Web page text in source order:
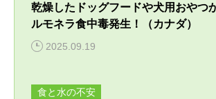
診療案内・申し込み
ケース別対応窓口
フォトチェック
須崎院長が運営する各種サイト
須崎サプリ
乾燥したドッグフードや犬用おやつ
ルモネラ食中毒発生！（カナダ）
2025.09.19
食と水の不安